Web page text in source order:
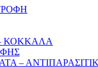
ΚΟΚΚΑΛΑ
–